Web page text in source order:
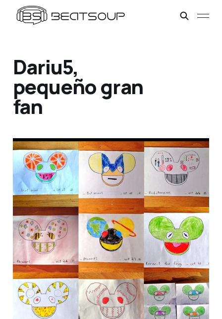
Dariu5,
pequeño gran
fan